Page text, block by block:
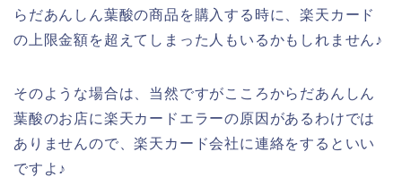
らだあんしん葉酸の商品を購入する時に、楽天カード
の上限金額を超えてしまった人もいるかもしれません♪
そのような場合は、当然ですがこころからだあんしん
葉酸のお店に楽天カードエラーの原因があるわけでは
ありませんので、楽天カード会社に連絡をするといい
ですよ♪